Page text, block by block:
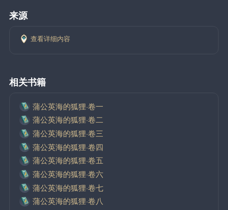
来源
查看详细内容
相关书籍
蒲公英海的狐狸·卷一
蒲公英海的狐狸·卷二
蒲公英海的狐狸·卷三
蒲公英海的狐狸·卷四
蒲公英海的狐狸·卷五
蒲公英海的狐狸·卷六
蒲公英海的狐狸·卷七
蒲公英海的狐狸·卷八